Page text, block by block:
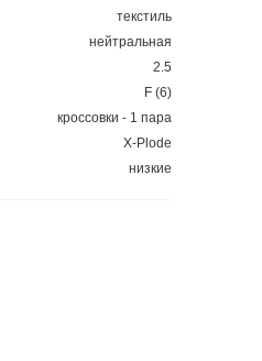
текстиль
нейтральная
2.5
F (6)
кроссовки - 1 пара
X-Plode
низкие